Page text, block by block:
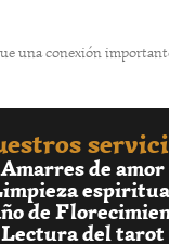
una conexión
Amarres de amor
de
Lectura del tarot